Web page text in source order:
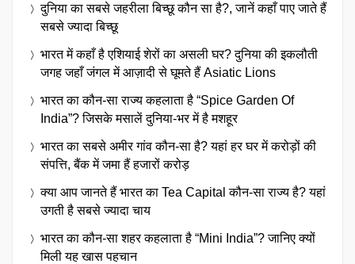
दुनिया का सबसे जहरीला बिच्छू कौन सा है?, जानें कहाँ पाए जाते हैं
सबसे ज्यादा बिच्छू
भारत में कहाँ है एशियाई शेरों का असली घर? दुनिया की इकलौती
जगह जहाँ जंगल में आज़ादी से घूमते हैं Asiatic Lions
भारत का कौन-सा राज्य कहलाता है “Spice Garden Of
India”? जिसके मसालें दुनिया-भर में है मशहूर
भारत का सबसे अमीर गांव कौन-सा है? यहां हर घर में करोड़ों की
संपत्ति, बैंक में जमा हैं हजारों करोड़
क्या आप जानते हैं भारत का Tea Capital कौन-सा राज्य है? यहां
उगती है सबसे ज्यादा चाय
भारत का कौन-सा शहर कहलाता है “Mini India”? जानिए क्यों
मिली यह खास पहचान